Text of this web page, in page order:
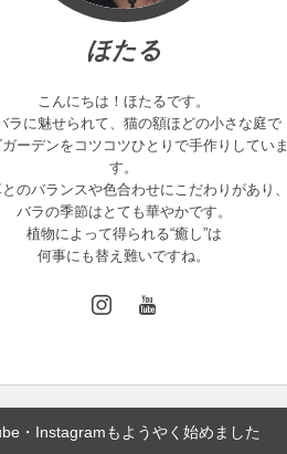
ほたる
こんにちは！ほたるです。
ラに魅せられて、猫の額ほどの小さな庭で
ガーデンをコツコツひとりで手作りしていま
す。
のバランスや色合わせにこだわりがあり、
バラの季節はとても華やかです。
植物によって得られる“癒し”は
何事にも替え難いですね。
・Instagramもようやく始めました